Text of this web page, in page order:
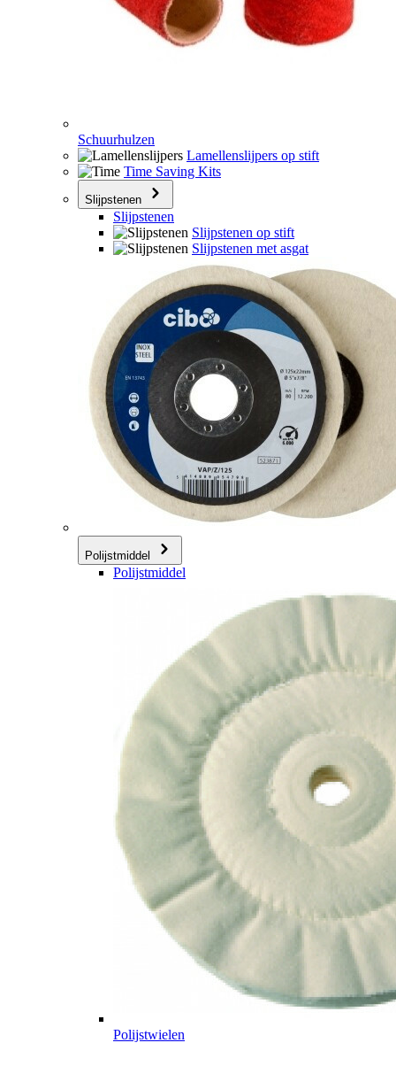
Schuurhulzen
Lamellenslijpers op stift
Time Saving Kits
Slijpstenen
Slijpstenen
Slijpstenen op stift
Slijpstenen met asgat
Polijstmiddel
Polijstmiddel
Polijstwielen